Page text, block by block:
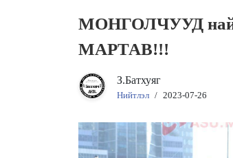
МОНГОЛЧУУД
МАРТАВ!!!
З.Батхуяг
Нийтлэл / 2023-07-26